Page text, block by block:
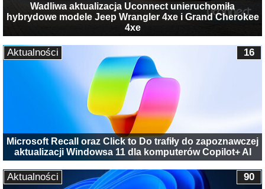
Wadliwa aktualizacja Uconnect unieruchomiła
hybrydowe modele Jeep Wrangler 4xe i Grand Cherokee
4xe
Microsoft Recall oraz Click to Do trafiły do zapoznawczej
aktualizacji Windowsa 11 dla komputerów Copilot+ AI
16
Aktualności
90
Aktualności